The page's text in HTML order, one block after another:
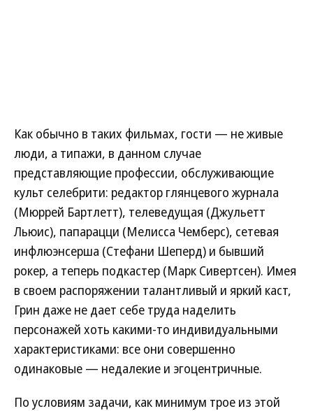
Как обычно в таких фильмах, гости — не живые
люди, а типажи, в данном случае
представляющие профессии, обслуживающие
культ селебрити: редактор глянцевого журнала
(Мюррей Бартлетт), телеведущая (Джульетт
Льюис), папарацци (Мелисса Чемберс), сетевая
инфлюэнсерша (Стефани Шеперд) и бывший
рокер, а теперь подкастер (Марк Сивертсен). Имея
в своем распоряжении талантливый и яркий каст,
Грин даже не дает себе труда наделить
персонажей хоть какими-то индивидуальными
характеристиками: все они совершенно
одинаковые — недалекие и эгоцентричные.
По условиям задачи, как минимум трое из этой